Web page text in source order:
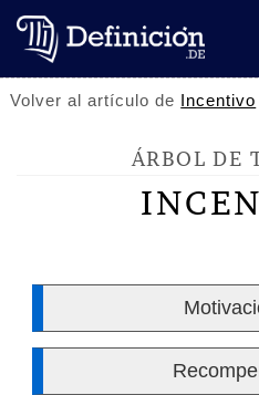
Volver al artículo de Incentivo
ÁRBOL DE